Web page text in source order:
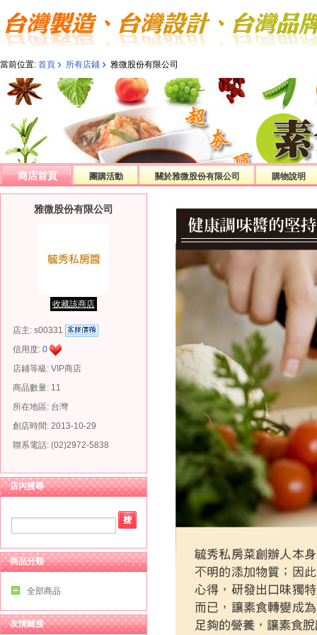
當前位置: 首頁 › 所有店鋪 › 雅微股份有限公司
商店首頁 團購活動 關於雅微股份有限公司 購物說明
雅微股份有限公司
收藏該商店
店主: s00331
信用度: 0
店鋪等級: VIP商店
商品數量: 11
所在地區: 台灣
創店時間: 2013-10-29
聯系電話: (02)2972-5838
店內搜尋
商品分類
全部商品
友情鏈接